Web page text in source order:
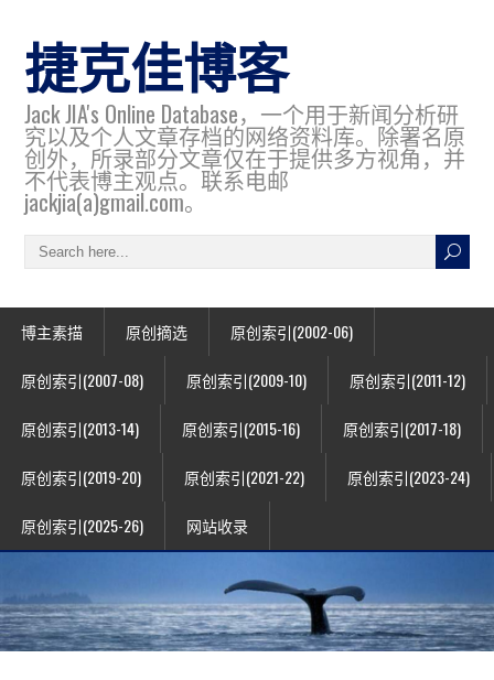
捷克佳博客
Jack JIA's Online Database，一个用于新闻分析研
究以及个人文章存档的网络资料库。除署名原
创外，所录部分文章仅在于提供多方视角，并
不代表博主观点。联系电邮
jackjia(a)gmail.com。
博主素描 原创摘选 原创索引(2002-06)
原创索引(2007-08) 原创索引(2009-10) 原创索引(2011-12)
原创索引(2013-14) 原创索引(2015-16) 原创索引(2017-18)
原创索引(2019-20) 原创索引(2021-22) 原创索引(2023-24)
原创索引(2025-26) 网站收录